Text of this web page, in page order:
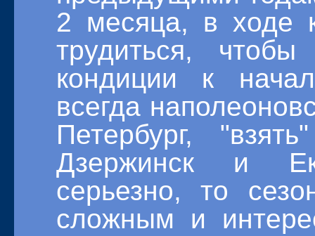
2 месяца, в ходе
трудиться,
кондиции к
всегда
Петербург,
Дзержинск и
серьезно, то
сложным и